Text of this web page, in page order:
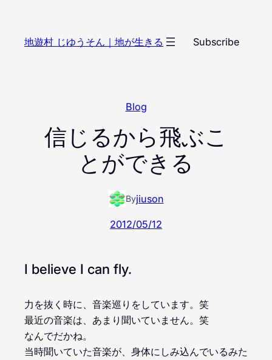
地遊村 じゆうそん｜地が生きる Subscribe
Blog
信じるから飛ぶこ
とができる
Byjiuson
2012/05/12
I believe I can fly.
力を抜く時に、音楽巡りをしています。笑
最近の音楽は、あまり聞いていません。笑
なんでだかね。
当時聞いていた音楽が、身体にしみ込んでいるみた